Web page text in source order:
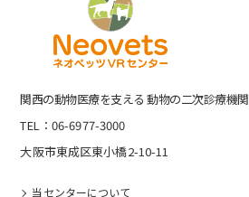
関⻄の動物医療を⽀える 動物の⼆次診療機関
TEL：06-6977-3000
大阪市東成区東小橋2-10-11
当センターについて